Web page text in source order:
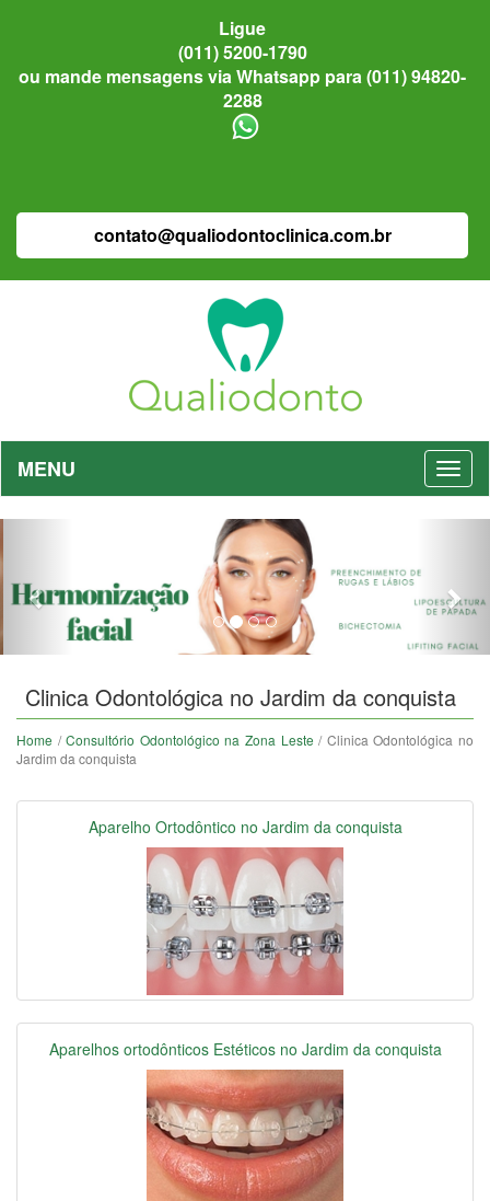
Ligue
(011) 5200-1790
ou mande mensagens via Whatsapp para (011) 94820-
2288
contato@qualiodontoclinica.com.br
MENU
Clinica Odontológica no Jardim da conquista
Home /Consultório Odontológico na Zona Leste / Clinica Odontológica no
Jardim da conquista
Aparelho Ortodôntico no Jardim da conquista
Aparelhos ortodônticos Estéticos no Jardim da conquista